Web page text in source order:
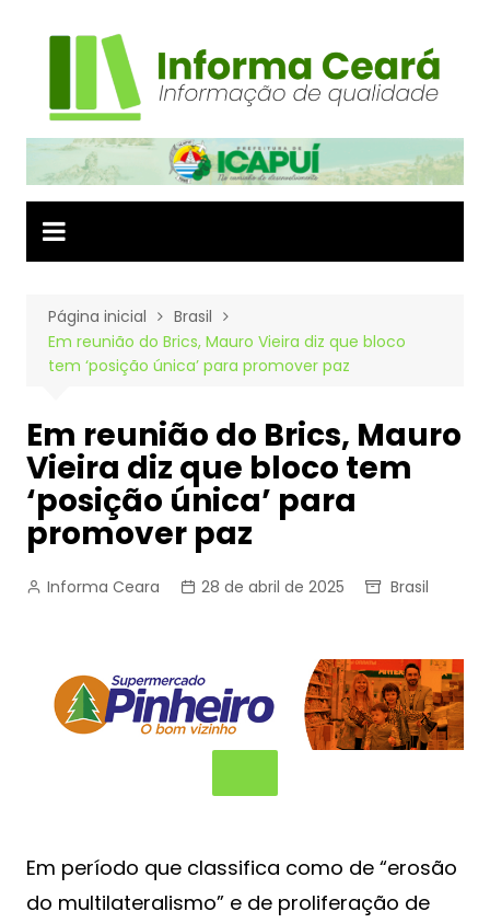
Página inicial
Brasil
Em reunião do Brics, Mauro Vieira diz que bloco
tem ‘posição única’ para promover paz
Em reunião do Brics, Mauro
Vieira diz que bloco tem
‘posição única’ para
promover paz
Informa Ceara 28 de abril de 2025 Brasil
Em período que classifica como de “erosão
do multilateralismo” e de proliferação de